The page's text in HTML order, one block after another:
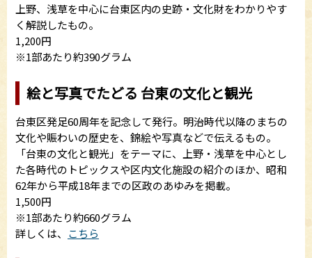
上野、浅草を中心に台東区内の史跡・文化財をわかりやす
く解説したもの。
1,200円
※1部あたり約390グラム
絵と写真でたどる 台東の文化と観光
台東区発足60周年を記念して発行。明治時代以降のまちの
文化や賑わいの歴史を、錦絵や写真などで伝えるもの。
「台東の文化と観光」をテーマに、上野・浅草を中心とし
た各時代のトピックスや区内文化施設の紹介のほか、昭和
62年から平成18年までの区政のあゆみを掲載。
1,500円
※1部あたり約660グラム
詳しくは、 こちら